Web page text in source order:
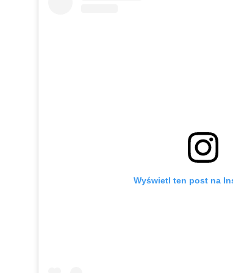
Wyświetl ten post na